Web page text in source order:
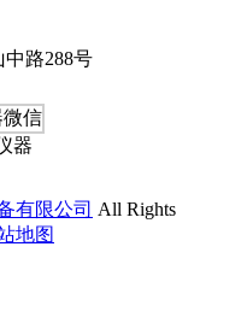
路288号
器
有限公司 All Rights
地图